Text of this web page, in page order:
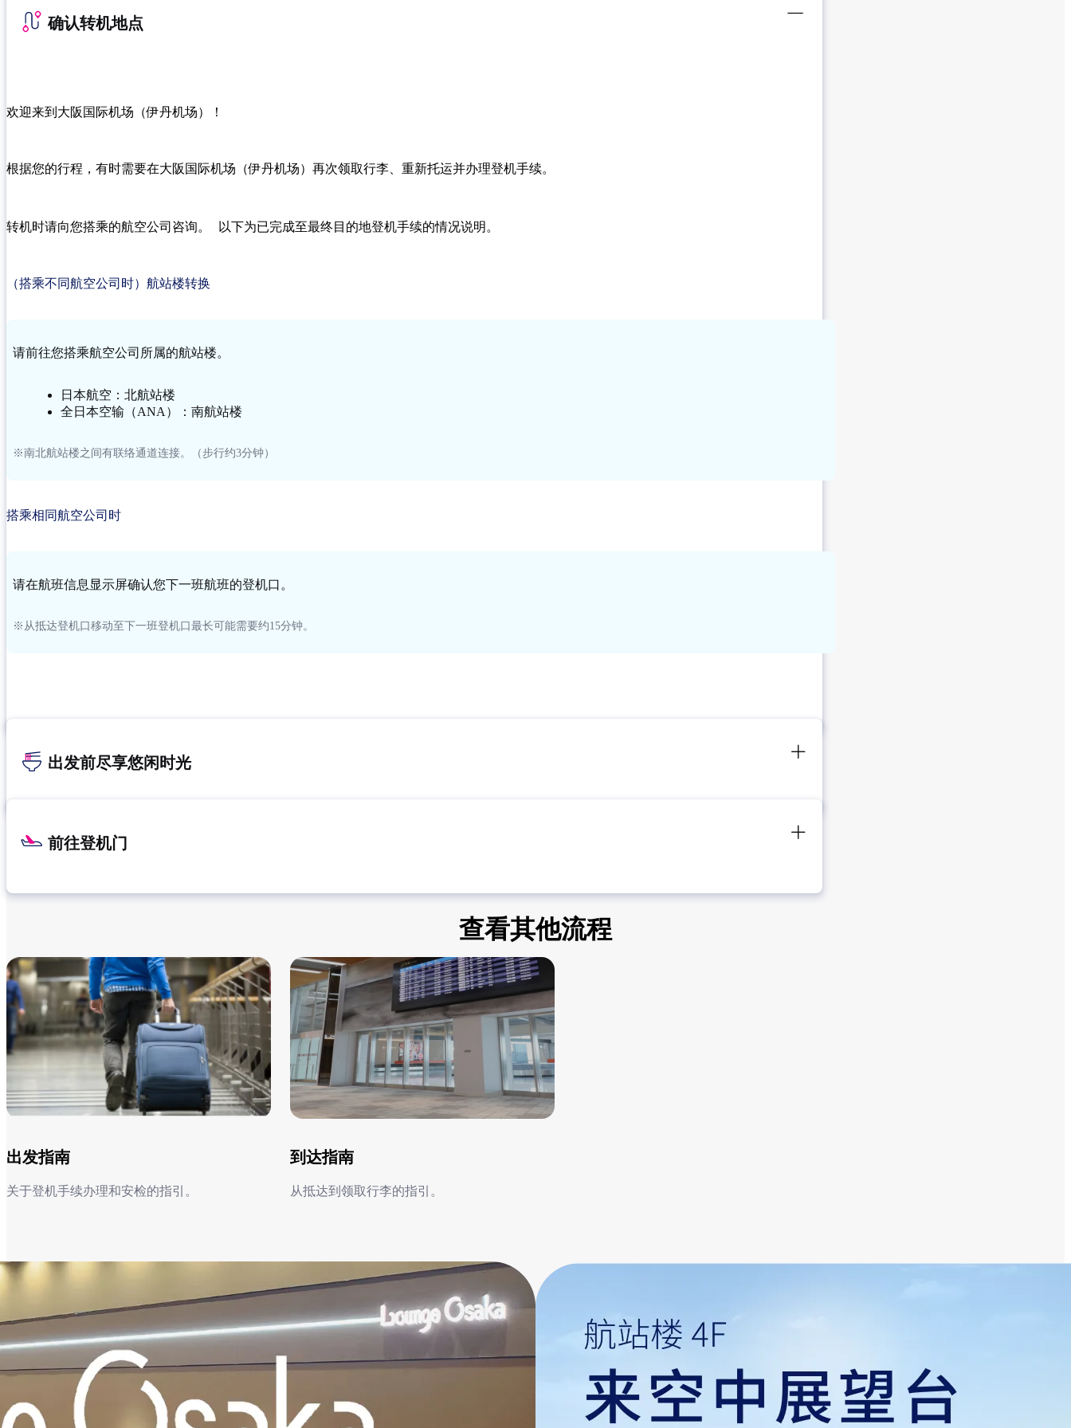
确认转机地点
欢迎来到大阪国际机场（伊丹机场）！
根据您的行程，有时需要在大阪国际机场（伊丹机场）再次领取行李、重新托运并办理登机手续。
转机时请向您搭乘的航空公司咨询。 以下为已完成至最终目的地登机手续的情况说明。
（搭乘不同航空公司时）航站楼转换
请前往您搭乘航空公司所属的航站楼。
日本航空：北航站楼
全日本空输（ANA）：南航站楼
※南北航站楼之间有联络通道连接。（步行约3分钟）
搭乘相同航空公司时
请在航班信息显示屏确认您下一班航班的登机口。
※从抵达登机口移动至下一班登机口最长可能需要约15分钟。
出发前尽享悠闲时光
前往登机门
查看其他流程
出发指南
关于登机手续办理和安检的指引。​
到达指南
从抵达到领取行李的指引。​